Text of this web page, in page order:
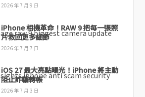
2026 年 7 月 9 日
iPhone 相機革命！RAW 9 把每一張照
片救回更多細節
2026 年 7 月 7 日
iOS 27 最大亮點曝光！iPhone 將主動
阻止詐騙轉帳
2026 年 7 月 3 日